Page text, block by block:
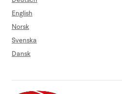
English
Norsk
Svenska
Dansk